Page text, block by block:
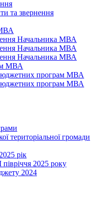
та звернення
Начальника МВА
Начальника МВА
Начальника МВА
МВА
програм МВА
програм МВА
територіальної громади
рік
2025 року
2024